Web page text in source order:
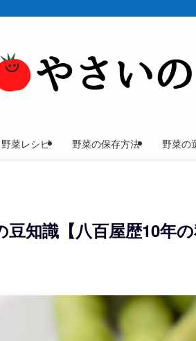
野菜レシピ 野菜の保存方法 野菜の
知識【八百屋歴10年の